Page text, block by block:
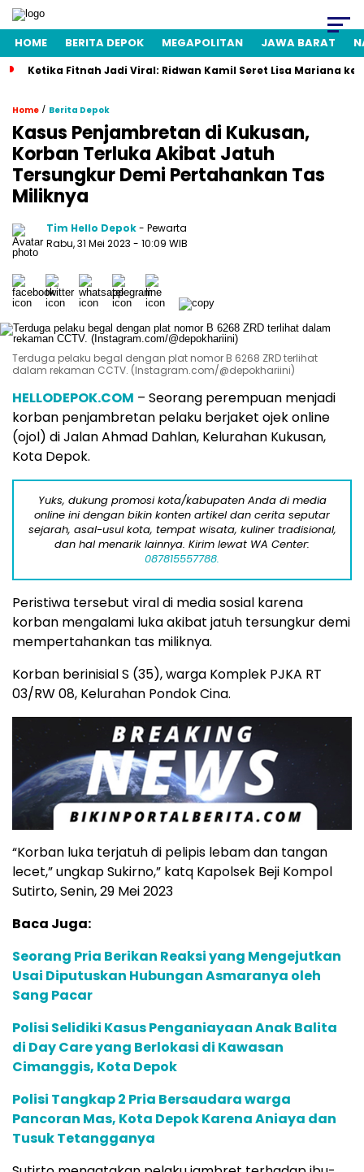
HOME BERITA DEPOK MEGAPOLITAN JAWA BARAT
Ketika Fitnah Jadi Viral: Ridwan Kamil Seret Lisa Mariana ke
Home / Berita Depok
Kasus Penjambretan di Kukusan,
Korban Terluka Akibat Jatuh
Tersungkur Demi Pertahankan Tas
Miliknya
Tim Hello Depok- Pewarta
Rabu, 31 Mei 2023 - 10:09 WIB
Terduga pelaku begal dengan plat nomor B 6268 ZRD terlihat
dalam rekaman CCTV. (Instagram.com/@depokhariini)
HELLODEPOK.COM – Seorang perempuan menjadi
korban penjambretan pelaku berjaket ojek online
(ojol) di Jalan Ahmad Dahlan, Kelurahan Kukusan,
Kota Depok.
Yuks, dukung promosi kota/kabupaten Anda di media
online ini dengan bikin konten artikel dan cerita seputar
sejarah, asal-usul kota, tempat wisata, kuliner tradisional,
dan hal menarik lainnya. Kirim lewat WA Center:
087815557788.
Peristiwa tersebut viral di media sosial karena
korban mengalami luka akibat jatuh tersungkur demi
mempertahankan tas miliknya.
Korban berinisial S (35), warga Komplek PJKA RT
03/RW 08, Kelurahan Pondok Cina.
“Korban luka terjatuh di pelipis lebam dan tangan
lecet,” ungkap Sukirno,” katq Kapolsek Beji Kompol
Sutirto, Senin, 29 Mei 2023
Baca Juga:
Seorang Pria Berikan Reaksi yang Mengejutkan
Usai Diputuskan Hubungan Asmaranya oleh
Sang Pacar
Polisi Selidiki Kasus Penganiayaan Anak Balita
di Day Care yang Berlokasi di Kawasan
Cimanggis, Kota Depok
Polisi Tangkap 2 Pria Bersaudara warga
Pancoran Mas, Kota Depok Karena Aniaya dan
Tusuk Tetangganya